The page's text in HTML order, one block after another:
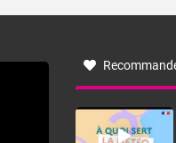
du Roussillon à la
d’où